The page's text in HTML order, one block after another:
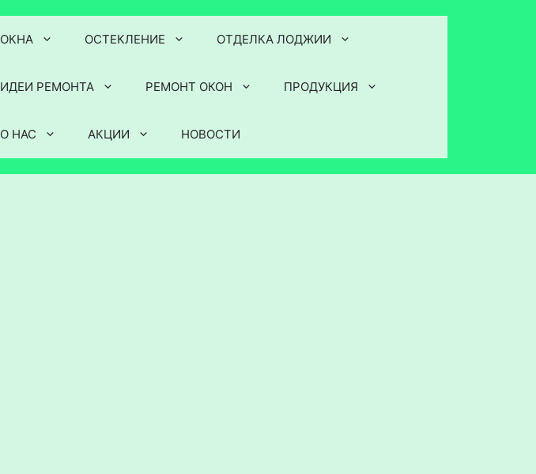
ОКНА ОСТЕКЛЕНИЕ ОТДЕЛКА ЛОДЖИИ
ИДЕИ РЕМОНТА РЕМОНТ ОКОН ПРОДУКЦИЯ
О НАС АКЦИИ НОВОСТИ